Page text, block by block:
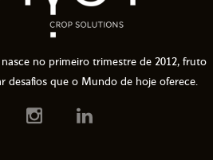
no primeiro trimestre de 2012, fruto
desafios que o Mundo de hoje oferece.